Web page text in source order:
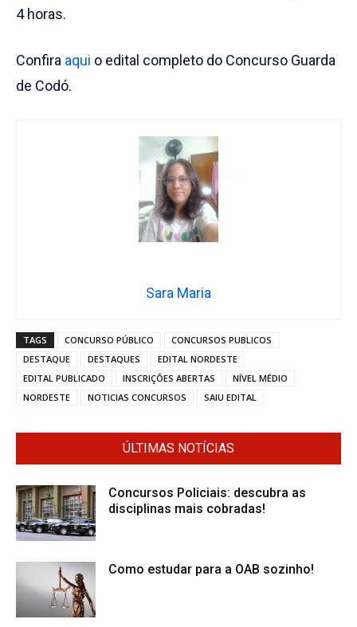
4 horas.
Confira aqui o edital completo do Concurso Guarda
de Codó.
Sara Maria
TAGS CONCURSO PÚBLICO
CONCURSOS PUBLICOS
DESTAQUE
DESTAQUES
EDITAL NORDESTE
EDITAL PUBLICADO
INSCRIÇÕES ABERTAS
NÍVEL MÉDIO
NORDESTE
NOTICIAS CONCURSOS SAIU EDITAL
ÚLTIMAS NOTÍCIAS
Concursos Policiais: descubra as
disciplinas mais cobradas!
Como estudar para a OAB sozinho!